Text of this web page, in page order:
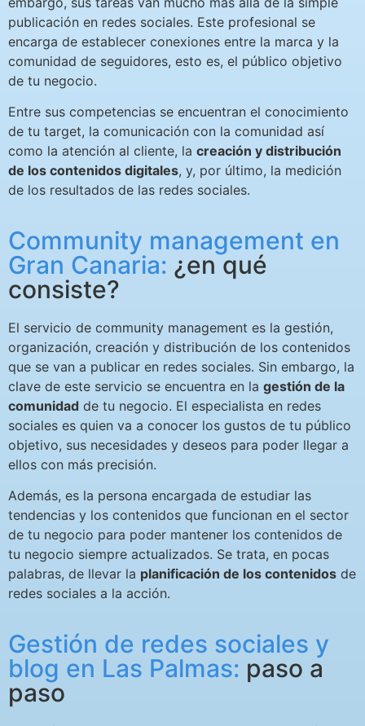
publicación en redes sociales. Este profesional se
encarga de establecer conexiones entre la marca y la
comunidad de seguidores, esto es, el público objetivo
de tu negocio.
Entre sus competencias se encuentran el conocimiento
de tu target, la comunicación con la comunidad así
como la atención al cliente, la creación y distribución
de los contenidos digitales, y, por último, la medición
de los resultados de las redes sociales.
Community management en
Gran Canaria: ¿en qué
consiste?
El servicio de community management es la gestión,
organización, creación y distribución de los contenidos
que se van a publicar en redes sociales. Sin embargo, la
clave de este servicio se encuentra en la gestión de la
comunidad de tu negocio. El especialista en redes
sociales es quien va a conocer los gustos de tu público
objetivo, sus necesidades y deseos para poder llegar a
ellos con más precisión.
Además, es la persona encargada de estudiar las
tendencias y los contenidos que funcionan en el sector
de tu negocio para poder mantener los contenidos de
tu negocio siempre actualizados. Se trata, en pocas
palabras, de llevar la planificación de los contenidos de
redes sociales a la acción.
Gestión de redes sociales y
blog en Las Palmas: paso a
paso